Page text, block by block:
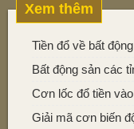
Xem thêm
Tiền đổ về bất
Bất động sản các
Cơn lốc đổ tiền
Giải mã cơn biến